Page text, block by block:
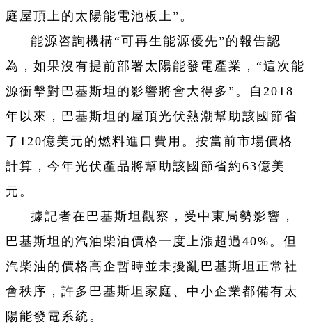
庭屋頂上的太陽能電池板上”。
能源咨詢機構“可再生能源優先”的報告認
為，如果沒有提前部署太陽能發電產業，“這次能
源衝擊對巴基斯坦的影響將會大得多”。自2018
年以來，巴基斯坦的屋頂光伏熱潮幫助該國節省
了120億美元的燃料進口費用。按當前市場價格
計算，今年光伏產品將幫助該國節省約63億美
元。
據記者在巴基斯坦觀察，受中東局勢影響，
巴基斯坦的汽油柴油價格一度上漲超過40%。但
汽柴油的價格高企暫時並未擾亂巴基斯坦正常社
會秩序，許多巴基斯坦家庭、中小企業都備有太
陽能發電系統。